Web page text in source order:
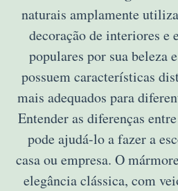
naturais amplamente
decoração de interiores e
populares por sua beleza
possuem características
mais adequados para
Entender as diferenças
pode ajudá-lo a fazer a
casa ou empresa. O
elegância clássica, com